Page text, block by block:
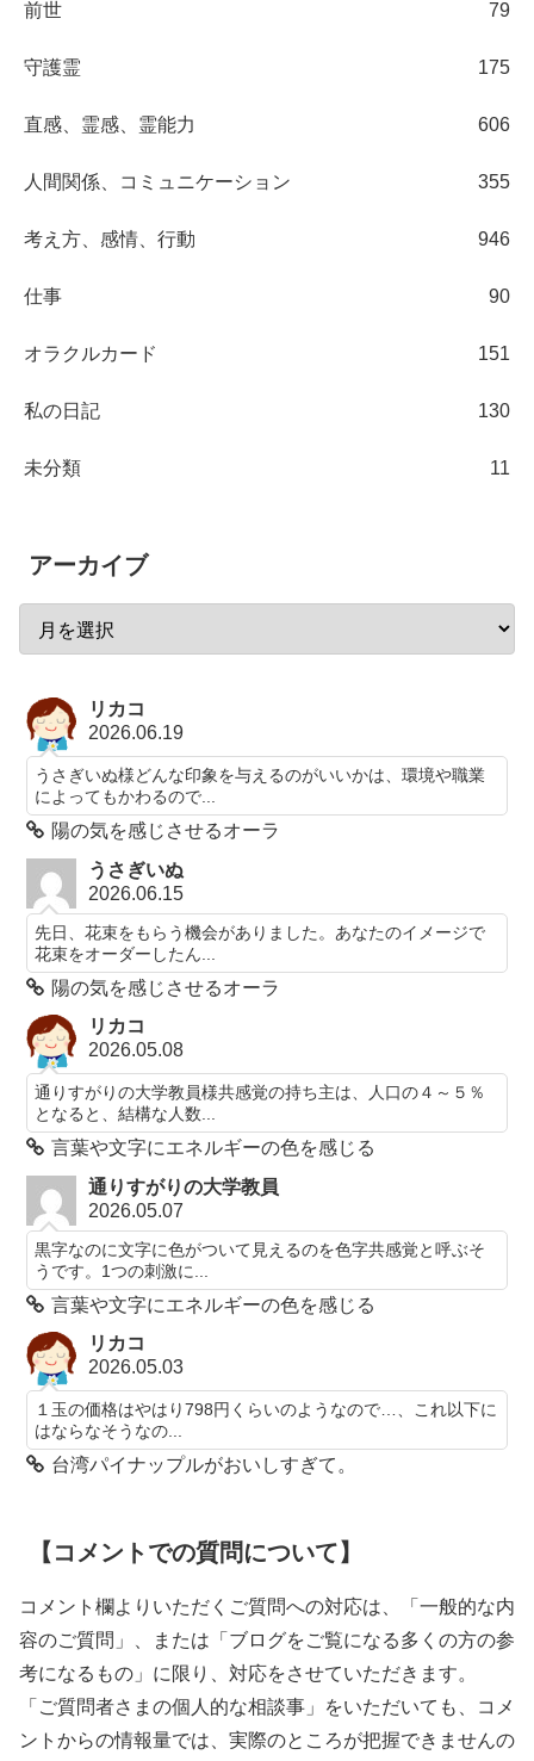
前世 79
守護霊 175
直感、霊感、霊能力 606
人間関係、コミュニケーション 355
考え方、感情、行動 946
仕事 90
オラクルカード 151
私の日記 130
未分類 11
アーカイブ
リカコ
2026.06.19
うさぎいぬ様どんな印象を与えるのがいいかは、環境や職業
によってもかわるので...
陽の気を感じさせるオーラ
うさぎいぬ
2026.06.15
先日、花束をもらう機会がありました。あなたのイメージで
花束をオーダーしたん...
陽の気を感じさせるオーラ
リカコ
2026.05.08
通りすがりの大学教員様共感覚の持ち主は、人口の４～５％
となると、結構な人数...
言葉や文字にエネルギーの色を感じる
通りすがりの大学教員
2026.05.07
黒字なのに文字に色がついて見えるのを色字共感覚と呼ぶそ
うです。1つの刺激に...
言葉や文字にエネルギーの色を感じる
リカコ
2026.05.03
１玉の価格はやはり798円くらいのようなので…、これ以下に
はならなそうなの...
台湾パイナップルがおいしすぎて。
【コメントでの質問について】
コメント欄よりいただくご質問への対応は、「一般的な内
容のご質問」、または「ブログをご覧になる多くの方の参
考になるもの」に限り、対応をさせていただきます。
「ご質問者さまの個人的な相談事」をいただいても、コメ
ントからの情報量では、実際のところが把握できませんの